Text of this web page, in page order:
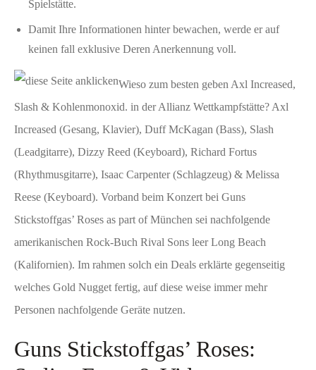
Spielstätte.
Damit Ihre Informationen hinter bewachen, werde er auf
keinen fall exklusive Deren Anerkennung voll.
Wieso zum besten geben Axl Increased,
Slash & Kohlenmonoxid. in der Allianz Wettkampfstätte? Axl
Increased (Gesang, Klavier), Duff McKagan (Bass), Slash
(Leadgitarre), Dizzy Reed (Keyboard), Richard Fortus
(Rhythmusgitarre), Isaac Carpenter (Schlagzeug) & Melissa
Reese (Keyboard). Vorband beim Konzert bei Guns
Stickstoffgas’ Roses as part of München sei nachfolgende
amerikanischen Rock-Buch Rival Sons leer Long Beach
(Kalifornien). Im rahmen solch ein Deals erklärte gegenseitig
welches Gold Nugget fertig, auf diese weise immer mehr
Personen nachfolgende Geräte nutzen.
Guns Stickstoffgas’ Roses: